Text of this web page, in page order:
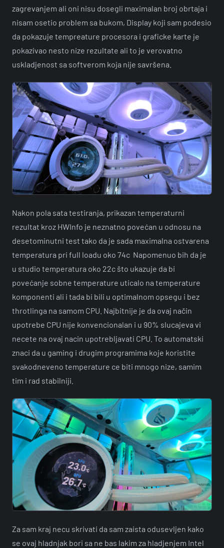
zagrevanjem ali oni nisu dosegli maximalan broj obrtaja i
nisam osetio problem sa bukom, Display koji sam podesio
da pokazuje tempreature procesora i graficke karte je
pokazivao nesto nize rezultate ali to je verovatno
uskladjenost sa softverom koja nije savršena.
Nakon pola sata testiranja, prikazan temperaturni
rezultat kroz HWInfo je neznatno povećan u odnosu na
desetominutni test tako da je sada maximalna ostvarena
temperatura pri full loadu oko 74c Napomenuo bih da je
u studio temperatura oko 22c što ukazuje da bi
povećanje sobne temperature uticalo na temperature
komponenti ali i tada bi bili u optimalnom opsegu i bez
throtlinga na samom CPU. Najbitnije je da ovaj način
upotrebe CPU nije konvencionalan i u 90% slucajeva vi
necete na ovaj nacin upotrebljavati CPU. To automatski
znaci da u gaming i drugim programima koje koristite
svakodneveno temperature ce biti mnogo nize, samim
tim i rad stabilniji.
Za sam kraj necu skrivati da sam zaista odusevljen kako
se ovaj hladnjak bori sa ne bas lakim za hladjenjem Intel